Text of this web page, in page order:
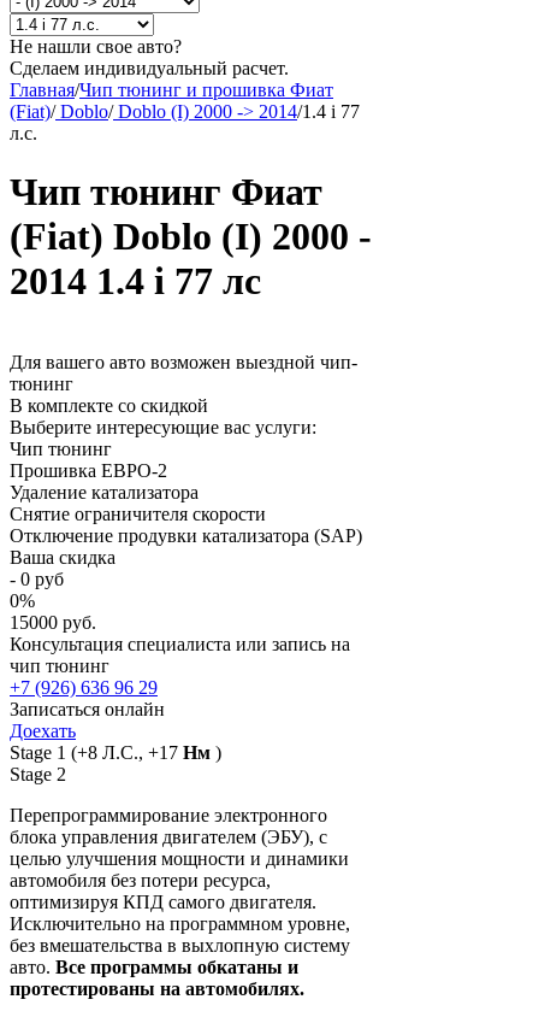
Не нашли свое авто?
Сделаем индивидуальный расчет.
Главная/Чип тюнинг и прошивка Фиат
(Fiat)/Doblo/Doblo (I) 2000 -> 2014/1.4 i 77
л.с.
Чип тюнинг Фиат
(Fiat) Doblo (I) 2000 -
2014 1.4 i 77 лс
Для вашего авто возможен выездной чип-
тюнинг
В комплекте со скидкой
Выберите интересующие вас услуги:
Чип тюнинг
Прошивка ЕВРО-2
Удаление катализатора
Снятие ограничителя скорости
Отключение продувки катализатора (SAP)
Ваша скидка
- 0 руб
0%
15000 руб.
Консультация специалиста или запись на
чип тюнинг
+7 (926) 636 96 29
Записаться онлайн
Доехать
Stage 1 (+8 Л.С., +17 Нм )
Stage 2
Перепрограммирование электронного
блока управления двигателем (ЭБУ), с
целью улучшения мощности и динамики
автомобиля без потери ресурса,
оптимизируя КПД самого двигателя.
Исключительно на программном уровне,
без вмешательства в выхлопную систему
авто. Все программы обкатаны и
протестированы на автомобилях.